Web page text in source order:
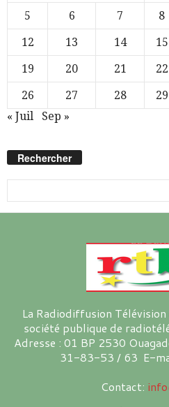
5
6 7 8
12
13 14 15
19
20 21 22
26
27 28 29
« Juil
Sep »
Rechercher
La Radiodiffusion
société publique de
Adresse : 01 BP 2530
31-83-53 / 63 E-
Contact: